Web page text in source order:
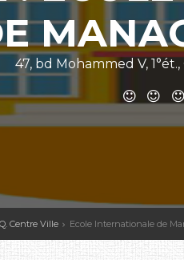
47, bd Mohammed V,
Centre Ville Ecole Internationale de